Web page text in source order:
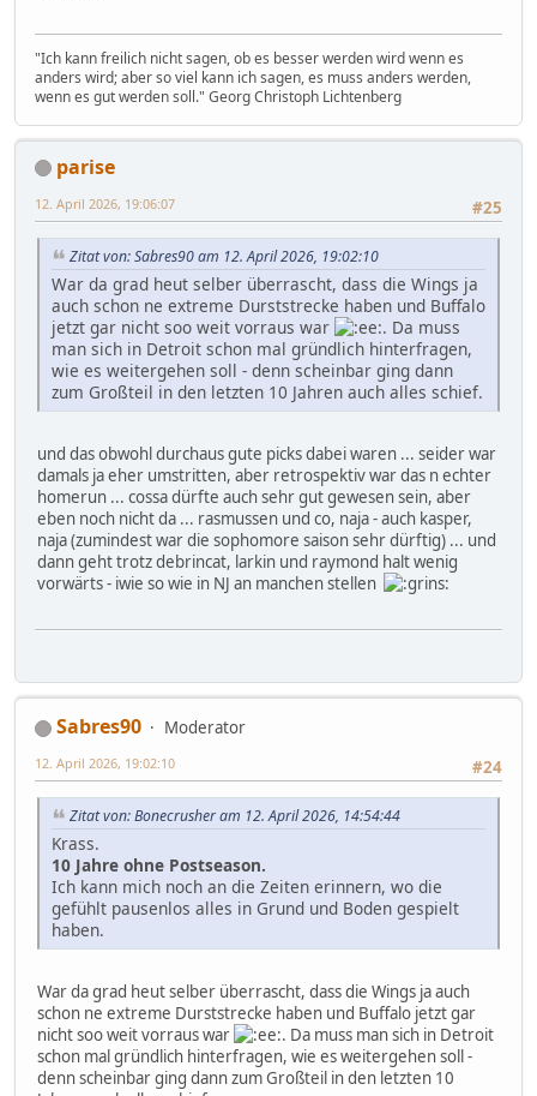
"Ich kann freilich nicht sagen, ob es besser werden wird wenn es
anders wird; aber so viel kann ich sagen, es muss anders werden,
wenn es gut werden soll." Georg Christoph Lichtenberg
parise
#25
12. April 2026, 19:06:07
Zitat von: Sabres90 am 12. April 2026, 19:02:10
War da grad heut selber überrascht, dass die Wings ja
auch schon ne extreme Durststrecke haben und Buffalo
jetzt gar nicht soo weit vorraus war
. Da muss
man sich in Detroit schon mal gründlich hinterfragen,
wie es weitergehen soll - denn scheinbar ging dann
zum Großteil in den letzten 10 Jahren auch alles schief.
und das obwohl durchaus gute picks dabei waren ... seider war
damals ja eher umstritten, aber retrospektiv war das n echter
homerun ... cossa dürfte auch sehr gut gewesen sein, aber
eben noch nicht da ... rasmussen und co, naja - auch kasper,
naja (zumindest war die sophomore saison sehr dürftig) ... und
dann geht trotz debrincat, larkin und raymond halt wenig
vorwärts - iwie so wie in NJ an manchen stellen
Sabres90
Moderator
#24
12. April 2026, 19:02:10
Zitat von: Bonecrusher am 12. April 2026, 14:54:44
Krass.
10 Jahre ohne Postseason.
Ich kann mich noch an die Zeiten erinnern, wo die
gefühlt pausenlos alles in Grund und Boden gespielt
haben.
War da grad heut selber überrascht, dass die Wings ja auch
schon ne extreme Durststrecke haben und Buffalo jetzt gar
nicht soo weit vorraus war
. Da muss man sich in Detroit
schon mal gründlich hinterfragen, wie es weitergehen soll -
denn scheinbar ging dann zum Großteil in den letzten 10